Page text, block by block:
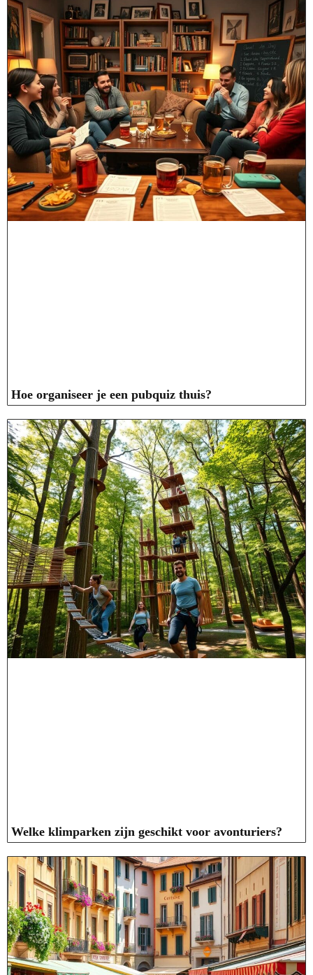
Hoe organiseer je een pubquiz thuis?
Welke klimparken zijn geschikt voor avonturiers?